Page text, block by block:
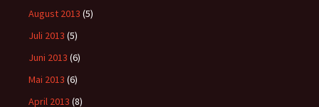
August 2013 (5)
Juli 2013 (5)
Juni 2013 (6)
Mai 2013 (6)
April 2013 (8)